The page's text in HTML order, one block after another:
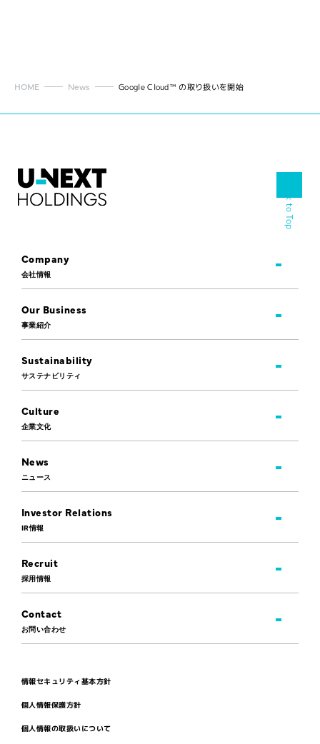
HOME News Google Cloud™ の取り扱いを開始
Company
会社情報
Our Business
事業紹介
Sustainability
サステナビリティ
Culture
企業文化
News
ニュース
Investor Relations
IR情報
Recruit
採用情報
Contact
お問い合わせ
情報セキュリティ基本方針
個人情報保護方針
個人情報の取扱いについて
Back to Top